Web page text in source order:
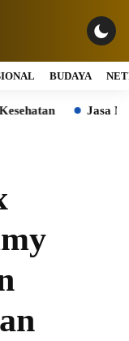
BUDAYA
Jasa Marga